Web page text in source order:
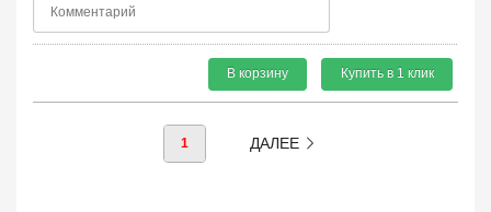
В корзину Купить в 1 клик
1 ДАЛЕЕ